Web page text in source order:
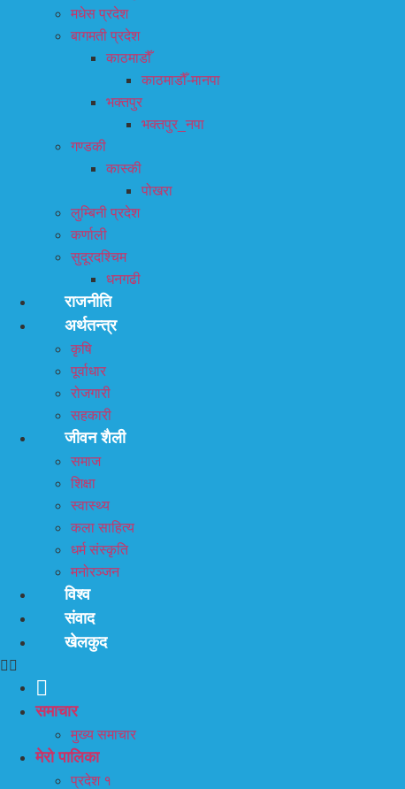
मधेस प्रदेश
बागमती प्रदेश
काठमाडौँ
काठमाडौँ-मानपा
भक्तपुर
भक्तपुर_नपा
गण्डकी
कास्की
पोखरा
लुम्बिनी प्रदेश
कर्णाली
सुदूरदश्चिम
धनगढी
राजनीति
अर्थतन्त्र
कृषि
पूर्वाधार
रोजगारी
सहकारी
जीवन शैली
समाज
शिक्षा
स्वास्थ्य
कला साहित्य
धर्म संस्कृति
मनोरञ्जन
विश्व
संवाद
खेलकुद
समाचार
मुख्य समाचार
मेरो पालिका
प्रदेश १